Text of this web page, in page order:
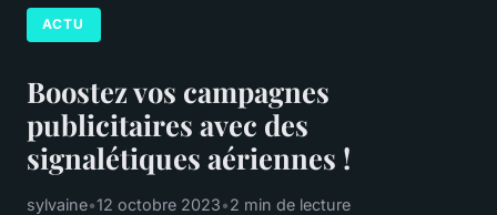
ACTU
Boostez vos campagnes
publicitaires avec des
signalétiques aériennes !
sylvaine•12 octobre 2023•2 min de lecture